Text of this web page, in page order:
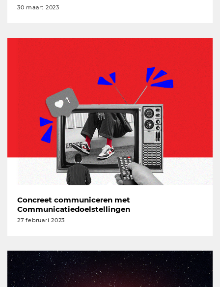
30 maart 2023
Concreet communiceren met
Communicatiedoelstellingen
27 februari 2023